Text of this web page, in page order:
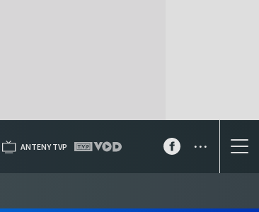
ANTENY TVP ...